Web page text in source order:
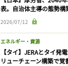
表。自治体主導の態勢構
2026/07/12
エネルギー・資源
【タイ】JERAとタイ発
リューチェーン構築で覚